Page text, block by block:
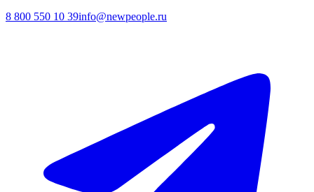
8 800 550 10 39info@newpeople.ru